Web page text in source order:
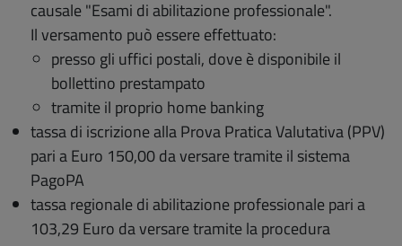
causale "Esami di abilitazione professionale".
Il versamento può essere effettuato:
presso gli uffici postali, dove è disponibile il
bollettino prestampato
tramite il proprio home banking
tassa di iscrizione alla Prova Pratica Valutativa (PPV)
pari a Euro 150,00 da versare tramite il sistema
PagoPA
tassa regionale di abilitazione professionale pari a
103,29 Euro da versare tramite la procedura